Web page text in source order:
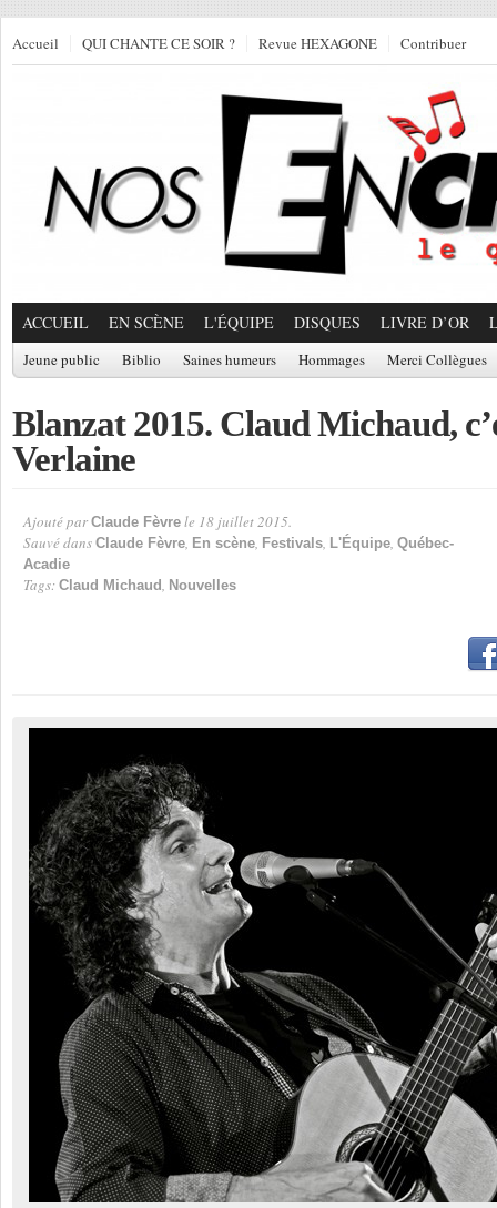
Accueil QUI CHANTE CE SOIR ? Revue HEXAGONE Contribuer
ACCUEIL EN SCÈNE L'ÉQUIPE DISQUES LIVRE D’OR
Jeune public Biblio Saines humeurs Hommages Merci Collègues
Blanzat 2015. Claud Michaud,
Verlaine
Ajouté par Claude Fèvre le 18 juillet 2015.
Sauvé dans Claude Fèvre, En scène, Festivals, L'Équipe, Québec-
Acadie
Tags: Claud Michaud, Nouvelles